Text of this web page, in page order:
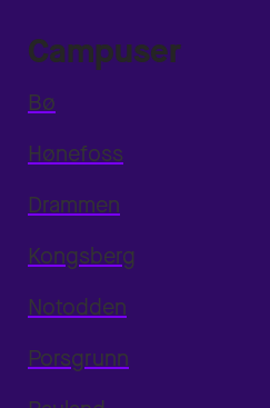
Campuser
Bø
Hønefoss
Drammen
Kongsberg
Notodden
Porsgrunn